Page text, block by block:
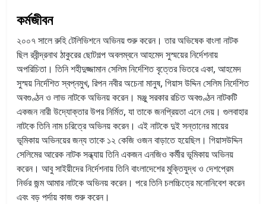
কর্মজীবন
২০০৭ সালে রুহি টেলিভিশনে অভিনয় শুরু করেন। তার অভিষেক বাংলা নাটক
ছিল রবীন্দ্রনাথ ঠাকুরের ছোটগল্প অবলম্বনে আহমেদ সুস্ময়ের নির্দেশনায়
অপরিচিতা। তিনি শহীদুজ্জামান সেলিম নির্দেশিত বৃত্তের ভিতরে একা, আহমেদ
সুস্ময় নির্দেশিত স্বপ্নমুখ, রিপন নবীর অচেনা মানুষ, গিয়াস উদ্দিন সেলিম নির্দেশিত
অবগুণ্ঠন ও লাভ নাটকে অভিনয় করেন। মঞ্জু সরকার রচিত অবগুণ্ঠন নাটকটি
একজন নারী উদ্যোক্তার উপর নির্মিত, যা তাকে জনপ্রিয়তা এনে দেয়। গুলবাহার
নাটকে তিনি নাম চরিত্রে অভিনয় করেন। এই নাটকে দুই সন্তানের মায়ের
ভূমিকায় অভিনয়ের জন্য তাকে ১২ কেজি ওজন বাড়াতে হয়েছিল। গিয়াসউদ্দিন
সেলিমের আরেক নাটক সন্ধ্যায় তিনি একজন এনজিও কর্মীর ভূমিকায় অভিনয়
করেন। আবু সাইয়ীদের নির্দেশনায় তিনি বাংলাদেশের মুক্তিযুদ্ধ ও দেশপ্রেম
নির্ভর জন্ম আমার নাটকে অভিনয় করেন। পরে তিনি চলচ্চিত্রে মনোনিবেশ করেন
এবং বড় পর্দায় কাজ শুরু করেন।